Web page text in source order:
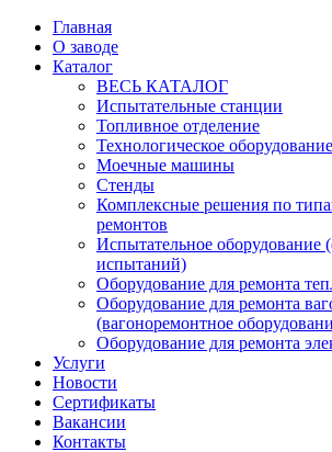
Главная
О заводе
Каталог
ВЕСЬ КАТАЛОГ
Испытательные станции
Топливное отделение
Технологическое оборудование
Моечные машины
Стенды
Комплексные решения по
ремонтов
Испытательное оборудование
испытаний)
Оборудование для ремонта
Оборудование для ремонта
(вагоноремонтное
Оборудование для ремонта
Услуги
Новости
Сертификаты
Вакансии
Контакты